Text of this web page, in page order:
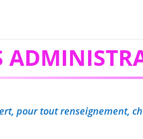
pour tout renseignement,